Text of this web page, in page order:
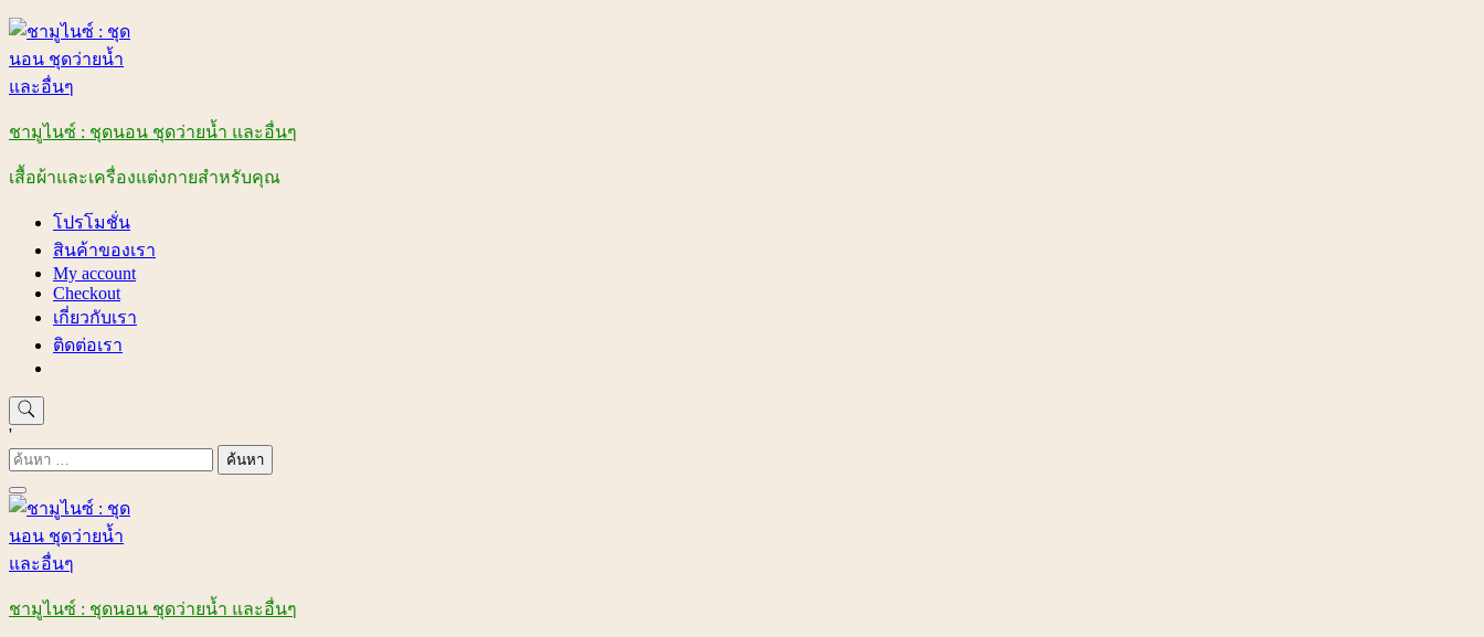
Skip
content
ชามูไนซ์ : ชุดนอน ชุดว่ายน้ำ และอื่นๆ
เสื้อผ้าและเครื่องแต่งกายสำหรับคุณ
โปรโมชั่น
สินค้าของเรา
My account
Checkout
เกี่ยวกับเรา
ติดต่อเรา
'
ค้นหา
สำหรับ:
ชามูไนซ์ : ชุดนอน ชุดว่ายน้ำ และอื่นๆ